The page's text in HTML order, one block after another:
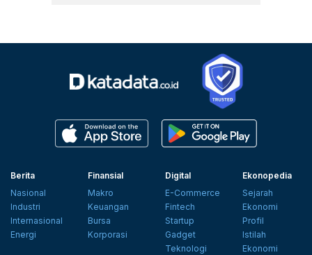
Berita
Nasional
Industri
Internasional
Energi
Finansial
Makro
Keuangan
Bursa
Korporasi
Digital
E-Commerce
Fintech
Startup
Gadget
Teknologi
Ekonopedia
Sejarah
Ekonomi
Profil
Istilah
Ekonomi